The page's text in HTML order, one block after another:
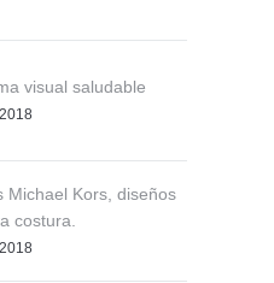
visual saludable
Michael Kors, diseños
costura.